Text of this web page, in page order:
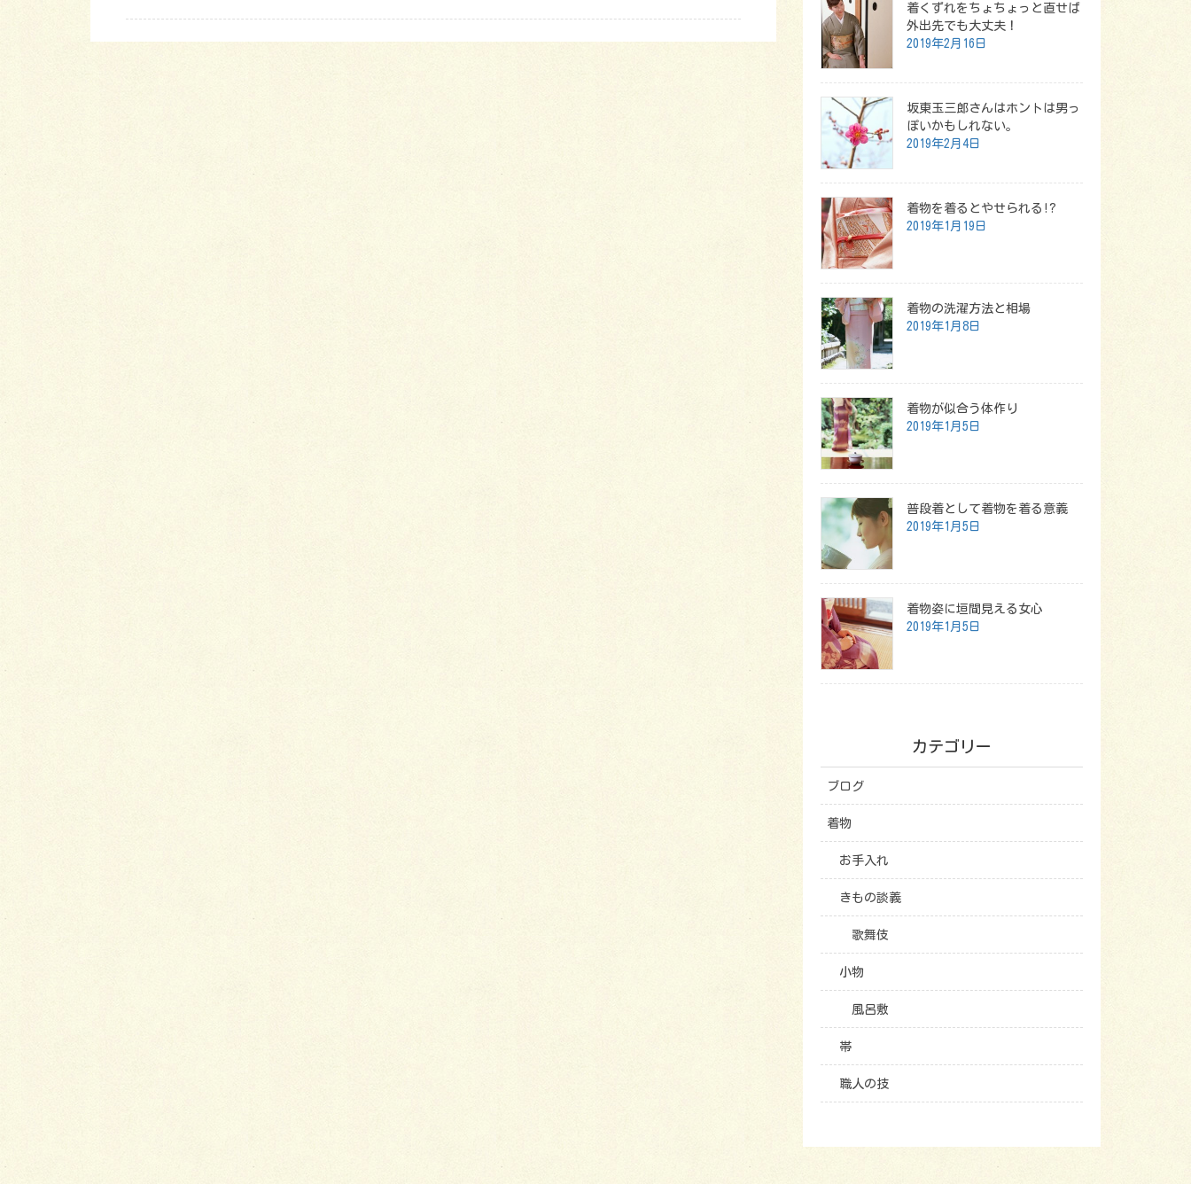
着くずれをちょちょっと直せば
外出先でも大丈夫！
2019年2月16日
坂東玉三郎さんはホントは男っ
ぽいかもしれない。
2019年2月4日
着物を着るとやせられる!?
2019年1月19日
着物の洗濯方法と相場
2019年1月8日
着物が似合う体作り
2019年1月5日
普段着として着物を着る意義
2019年1月5日
着物姿に垣間見える女心
2019年1月5日
カテゴリー
ブログ
着物
お手入れ
きもの談義
歌舞伎
小物
風呂敷
帯
職人の技